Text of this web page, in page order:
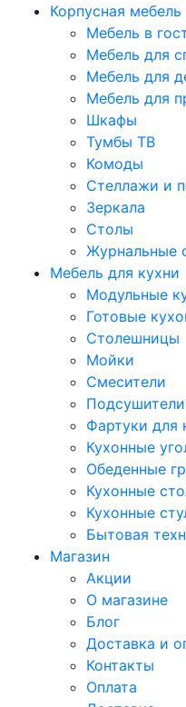
Корпусная мебель
Мебель в
Мебель для
Мебель для
Мебель для
Шкафы
Тумбы ТВ
Комоды
Стеллажи и
Зеркала
Столы
Журнальные
Мебель для кухни
Модульные
Готовые
Столешницы
Мойки
Смесители
Фартуки для
Кухонные
Обеденные
Кухонные
Кухонные
Бытовая
Магазин
Акции
О магазине
Блог
Доставка и
Контакты
Оплата